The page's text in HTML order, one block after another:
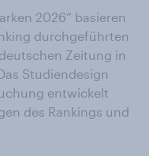
2026“ basieren
durchgeführten
Zeitung in
Studiendesign
entwickelt
des Rankings und